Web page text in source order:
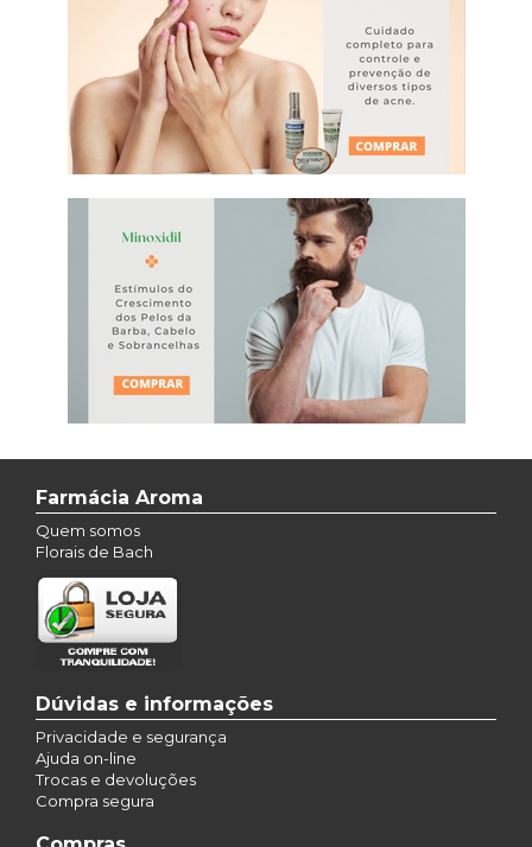
Farmácia Aroma
Quem somos
Florais de Bach
Dúvidas e informações
Privacidade e segurança
Ajuda on-line
Trocas e devoluções
Compra segura